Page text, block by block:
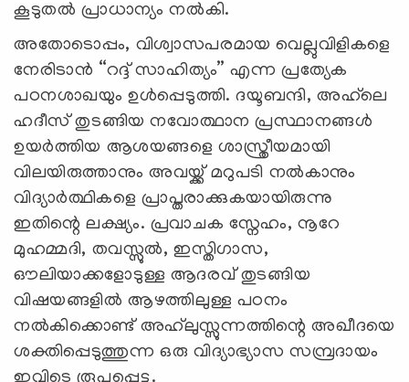
കൂടുതൽ പ്രാധാന്യം നൽകി.
അതോടൊപ്പം, വിശ്വാസപരമായ വെല്ലുവിളികളെ
നേരിടാൻ “റദ്ദ് സാഹിത്യം” എന്ന പ്രത്യേക
പഠനശാഖയും ഉൾപ്പെടുത്തി. ദയൂബന്ദി, അഹ്‌ലെ
ഹദീസ് തുടങ്ങിയ നവോത്ഥാന പ്രസ്ഥാനങ്ങൾ
ഉയർത്തിയ ആശയങ്ങളെ ശാസ്ത്രീയമായി
വിലയിരുത്താനും അവയ്ക്ക് മറുപടി നൽകാനും
വിദ്യാർത്ഥികളെ പ്രാപ്തരാക്കുകയായിരുന്നു
ഇതിന്റെ ലക്ഷ്യം. പ്രവാചക സ്നേഹം, നൂറേ
മുഹമ്മദി, തവസ്സുൽ, ഇസ്തിഗാസ,
ഔലിയാക്കളോടുള്ള ആദരവ് തുടങ്ങിയ
വിഷയങ്ങളിൽ ആഴത്തിലുള്ള പഠനം
നൽകിക്കൊണ്ട് അഹ്‌ലുസ്സുന്നത്തിന്റെ അഖീദയെ
ശക്തിപ്പെടുത്തുന്ന ഒരു വിദ്യാഭ്യാസ സമ്പ്രദായം